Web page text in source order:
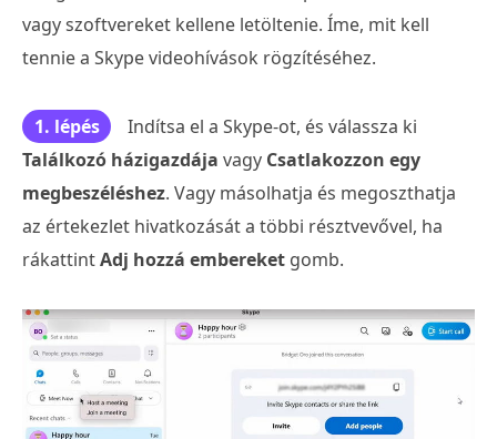
vagy szoftvereket kellene letöltenie. Íme, mit kell
tennie a Skype videohívások rögzítéséhez.
1. lépés
Indítsa el a Skype-ot, és válassza ki
Találkozó házigazdája vagy Csatlakozzon egy
megbeszéléshez. Vagy másolhatja és megoszthatja
az értekezlet hivatkozását a többi résztvevővel, ha
rákattintAdj hozzá embereket gomb.